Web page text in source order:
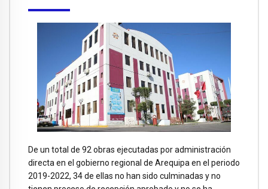
De un total de 92 obras ejecutadas por administración
directa en el gobierno regional de Arequipa en el periodo
2019-2022, 34 de ellas no han sido culminadas y no